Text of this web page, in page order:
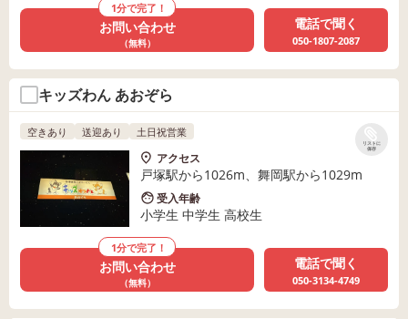
1分で完了！
お問い合わせ
（無料）
電話で聞く
050-1807-2087
キッズわん あおぞら
リストに
保存
空きあり 送迎あり 土日祝営業
アクセス
戸塚駅から1026m、舞岡駅から1029m
受入年齢
小学生 中学生 高校生
1分で完了！
お問い合わせ
（無料）
電話で聞く
050-3134-4749